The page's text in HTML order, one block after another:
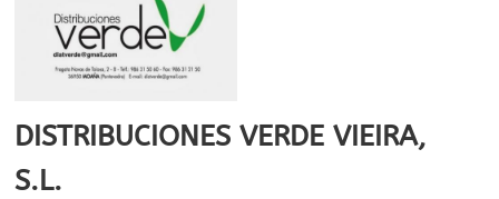
DISTRIBUCIONES VERDE VIEIRA,
S.L.